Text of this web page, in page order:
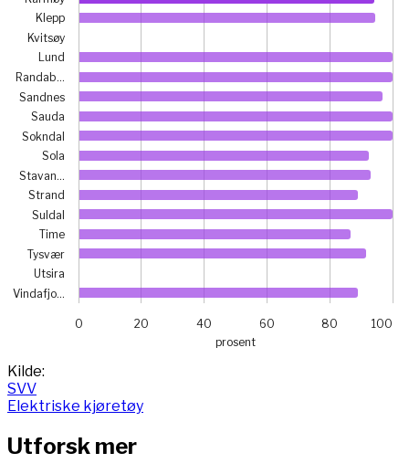
prosent
Klepp
Kvitsøy
Lund
Randab…
Sandnes
Sauda
Sokndal
Sola
Stavan…
Strand
Suldal
Time
Tysvær
Utsira
Vindafjo…
0 20 40 60 80 100
End of interactive chart.
Kilde:
SVV
Elektriske kjøretøy
Utforsk mer